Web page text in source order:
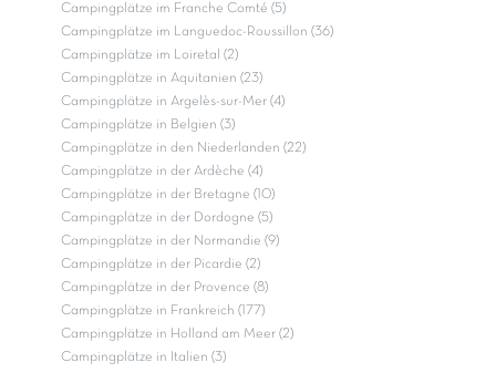
Campingplätze im Franche Comté (5)
Campingplätze im Languedoc-Roussillon (36)
Campingplätze im Loiretal (2)
Campingplätze in Aquitanien (23)
Campingplätze in Argelès-sur-Mer (4)
Campingplätze in Belgien (3)
Campingplätze in den Niederlanden (22)
Campingplätze in der Ardèche (4)
Campingplätze in der Bretagne (10)
Campingplätze in der Dordogne (5)
Campingplätze in der Normandie (9)
Campingplätze in der Picardie (2)
Campingplätze in der Provence (8)
Campingplätze in Frankreich (177)
Campingplätze in Holland am Meer (2)
Campingplätze in Italien (3)